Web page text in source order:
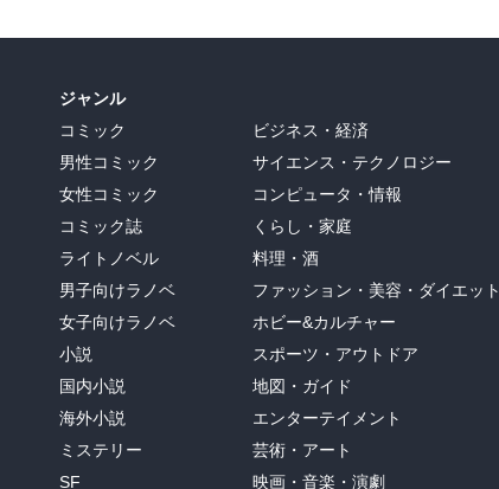
ジャンル
コミック
男性コミック
女性コミック
コミック誌
ライトノベル
男子向けラノベ
女子向けラノベ
小説
国内小説
海外小説
ミステリー
SF
ビジネス・経済
サイエンス・テクノロジー
コンピュータ・情報
くらし・家庭
料理・酒
ファッション・美容・ダイエット
ホビー&カルチャー
スポーツ・アウトドア
地図・ガイド
エンターテイメント
芸術・アート
映画・音楽・演劇